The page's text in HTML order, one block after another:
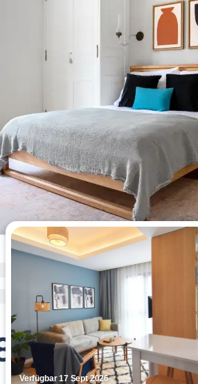
Die meistgesehenen 2-
Schlafzimmer-
Woche.
Verfügbar 17 Sept 2026